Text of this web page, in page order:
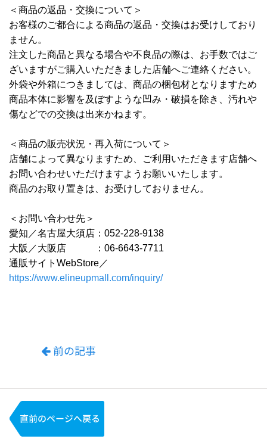
＜商品の返品・交換について＞
お客様のご都合による商品の返品・交換はお受けしており
ません。
注文した商品と異なる場合や不良品の際は、お手数ではご
ざいますがご購入いただきました店舗へご連絡ください。
外袋や外箱につきましては、商品の梱包材となりますため
商品本体に影響を及ぼすような凹み・破損を除き、汚れや
傷などでの交換は出来かねます。
＜商品の販売状況・再入荷について＞
店舗によって異なりますため、ご利用いただきます店舗へ
お問い合わせいただけますようお願いいたします。
商品のお取り置きは、お受けしておりません。
＜お問い合わせ先＞
愛知／名古屋大須店：052-228-9138
大阪／大阪店 ：06-6643-7711
通販サイトWebStore／
https://www.elineupmall.com/inquiry/
前の記事